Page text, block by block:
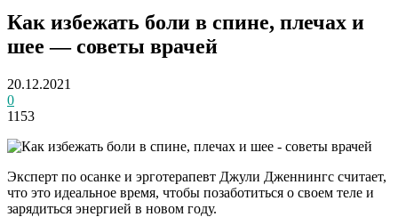
Как избежать боли в спине, плечах и
шее — советы врачей
20.12.2021
0
1153
Эксперт по осанке и эрготерапевт Джули Дженнингс считает,
что это идеальное время, чтобы позаботиться о своем теле и
зарядиться энергией в новом году.